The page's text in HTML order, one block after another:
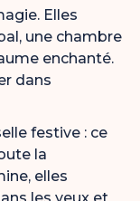
Elles
une chambre
enchanté.
dans
festive : ce
la
elles